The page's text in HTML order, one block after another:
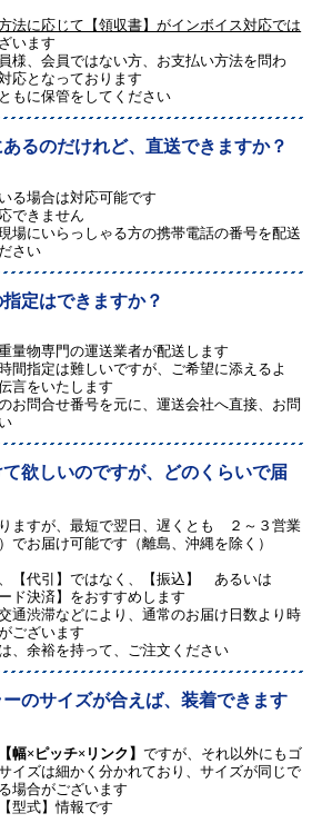
法に応じて【領収書】がインボイス対応では
います
様、会員ではない方、お支払い方法を問わ
応となっております
もに保管をしてください
るのだけれど、直送できますか？
る場合は対応可能です
できません
場にいらっしゃる方の携帯電話の番号を配送
さい
定はできますか？
量物専門の運送業者が配送します
間指定は難しいですが、ご希望に添えるよ
言をいたします
お問合せ番号を元に、運送会社へ直接、お問
欲しいのですが、どのくらいで届
ますが、最短で翌日、遅くとも ２～３営業
でお届け可能です（離島、沖縄を除く）
【代引】ではなく、【振込】 あるいは
ド決済】をおすすめします
通渋滞などにより、通常のお届け日数より時
ございます
、余裕を持って、ご注文ください
のサイズが合えば、装着できます
【幅×ピッチ×リンク】ですが、それ以外にもゴ
イズは細かく分かれており、サイズが同じで
場合がございます
型式】情報です